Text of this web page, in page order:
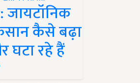
जायटॉनिक
कैसे बढ़ा
घटा रहे हैं